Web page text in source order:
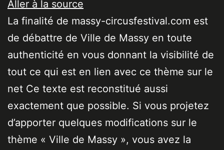
Aller à la source
La finalité de massy-circusfestival.com est
de débattre de Ville de Massy en toute
authenticité en vous donnant la visibilité de
tout ce qui est en lien avec ce thème sur le
net Ce texte est reconstitué aussi
exactement que possible. Si vous projetez
d’apporter quelques modifications sur le
thème « Ville de Massy », vous avez la